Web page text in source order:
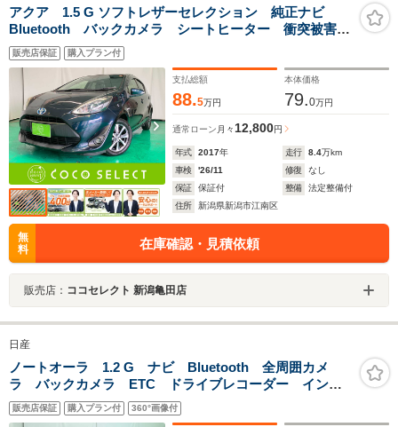
アクア 1.5 G ソフトレザーセレクション 純正ナビ
Bluetooth バックカメラ シートヒーター 衝突被害軽
減ブレーキ クルーズコントロール オートマチックハ
イビーム
販売店保証 購入プラン付
支払総額
88.5万円
本体価格
79.0万円
通常ローン 月々12,800円
年式 2017年 走行 8.4万km
車検
'26/11 修復
なし
保証
保証付 整備
法定整備付
住所
新潟県新潟市江南区
無
料
在庫確認・見積依頼
販売店： ココセレクト 新潟亀田店
日産
ノートオーラ 1.2 G ナビ Bluetooth 全周囲カメ
ラ バックカメラ ETC ドライブレコーダー インテ
リジェントルームミラー USB スマートキー オート
ライト 電動格納ミラー
販売店保証 購入プラン付 360°画像付